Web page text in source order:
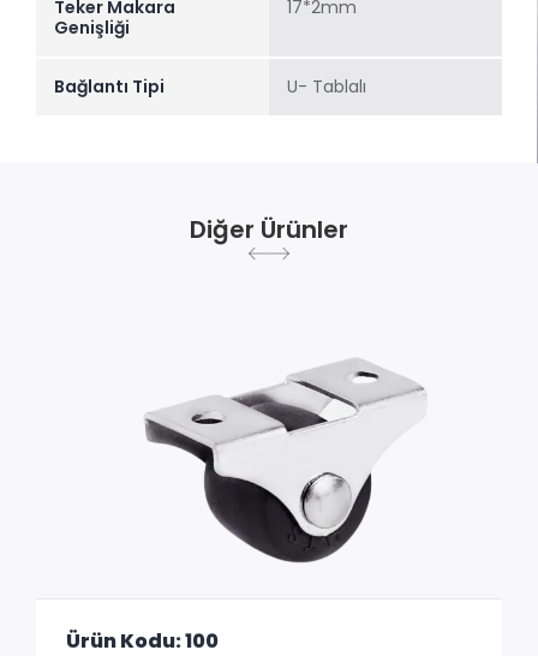
Teker Makara
Genişliği
17*2mm
Bağlantı Tipi U- Tablalı
Diğer Ürünler
Ürün Kodu: 100